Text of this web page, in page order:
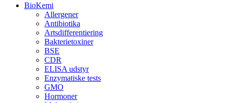
BioKemi
Allergener
Antibiotika
Artsdifferentiering
Bakterietoxiner
BSE
CDR
ELISA udstyr
Enzymatiske tests
GMO
Hormoner